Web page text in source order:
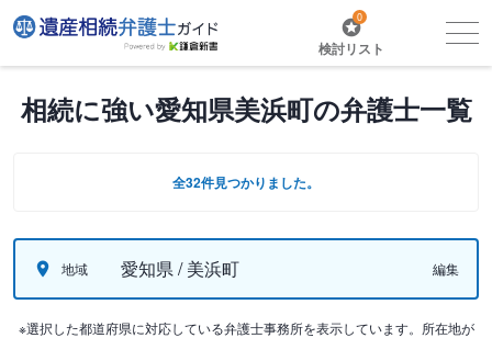
0
検討リスト
相続に強い愛知県美浜町の弁護士一覧
全32件見つかりました。
地域 愛知県 / 美浜町 編集
※選択した都道府県に対応している弁護士事務所を表示しています。所在地が